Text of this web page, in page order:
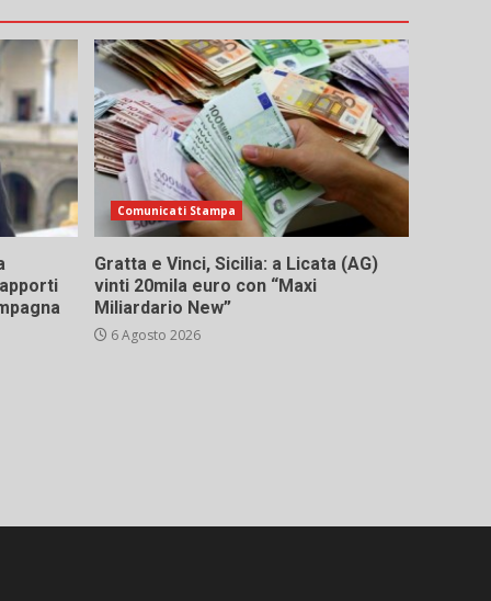
Comunicati Stampa
Gratta e Vinci, Sicilia: a Licata (AG)
vinti 20mila euro con “Maxi
Miliardario New”
6 Agosto 2026